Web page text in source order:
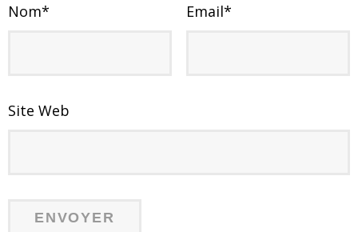
Nom* Email*
Site Web